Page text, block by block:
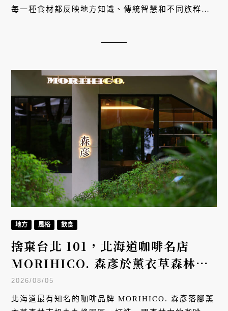
每一種食材都反映地方知識、傳統智慧和不同族群的
地方 風格 飲食
捨棄台北 101，北海道咖啡名店
MORIHICO. 森彥於薰衣草森林南
投九九峰園區開設海外首店
2026/08/05
北海道最有知名的咖啡品牌 MORIHICO. 森彥落腳薰